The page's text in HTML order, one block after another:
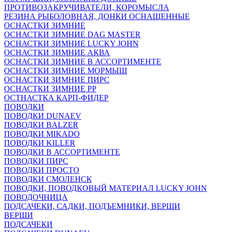
ПРОТИВОЗАКРУЧИВАТЕЛИ, КОРОМЫСЛА
РЕЗИНА РЫБОЛОВНАЯ, ДОНКИ ОСНАЩЕННЫЕ
ОСНАСТКИ ЗИМНИЕ
ОСНАСТКИ ЗИМНИЕ DAG MASTER
ОСНАСТКИ ЗИМНИЕ LUCKY JOHN
ОСНАСТКИ ЗИМНИЕ АКВА
ОСНАСТКИ ЗИМНИЕ В АССОРТИМЕНТЕ
ОСНАСТКИ ЗИМНИЕ МОРМЫШ
ОСНАСТКИ ЗИМНИЕ ПИРС
ОСНАСТКИ ЗИМНИЕ РР
ОСТНАСТКА КАРП-ФИДЕР
ПОВОДКИ
ПОВОДКИ DUNAEV
ПОВОДКИ BALZER
ПОВОДКИ MIKADO
ПОВОДКИ KILLER
ПОВОДКИ В АССОРТИМЕНТЕ
ПОВОДКИ ПИРС
ПОВОДКИ ПРОСТО
ПОВОДКИ СМОЛЕНСК
ПОВОДКИ, ПОВОДКОВЫЙ МАТЕРИАЛ LUCKY JOHN
ПОВОДОЧНИЦА
ПОДСАЧЕКИ, САДКИ, ПОДЪЕМНИКИ, ВЕРШИ
ВЕРШИ
ПОДСАЧЕКИ